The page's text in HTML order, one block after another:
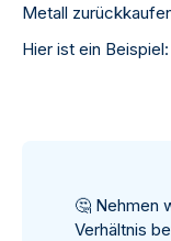
Metall
Hier ist ein Beispiel:
🤔 Nehmen
Verhältnis